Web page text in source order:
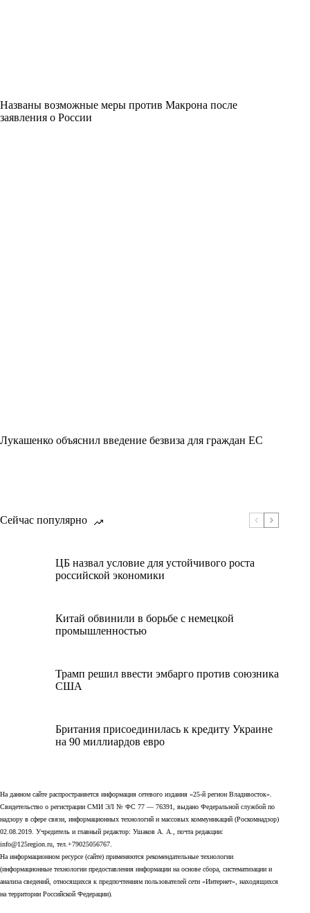
Названы возможные меры против Макрона после
заявления о России
Лукашенко объяснил введение безвиза для граждан ЕС
Сейчас популярно
ЦБ назвал условие для устойчивого роста
российской экономики
Китай обвинили в борьбе с немецкой
промышленностью
Трамп решил ввести эмбарго против союзника
США
Британия присоединилась к кредиту Украине
на 90 миллиардов евро
На данном сайте распространяется информация сетевого издания «25-й регион Владивосток».
Свидетельство о регистрации СМИ ЭЛ № ФС 77 — 76391, выдано Федеральной службой по
надзору в сфере связи, информационных технологий и массовых коммуникаций (Роскомнадзор)
02.08.2019. Учредитель и главный редактор: Ушаков А. А., почта редакции:
info@125region.ru, тел.+79025056767.
На информационном ресурсе (сайте) применяются рекомендательные технологии
(информационные технологии предоставления информации на основе сбора, систематизации и
анализа сведений, относящихся к предпочтениям пользователей сети «Интернет», находящихся
на территории Российской Федерации).